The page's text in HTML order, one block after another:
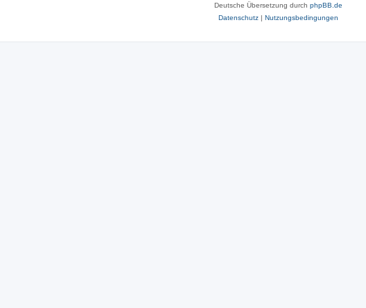
Deutsche Übersetzung durch phpBB.de
Datenschutz| Nutzungsbedingungen